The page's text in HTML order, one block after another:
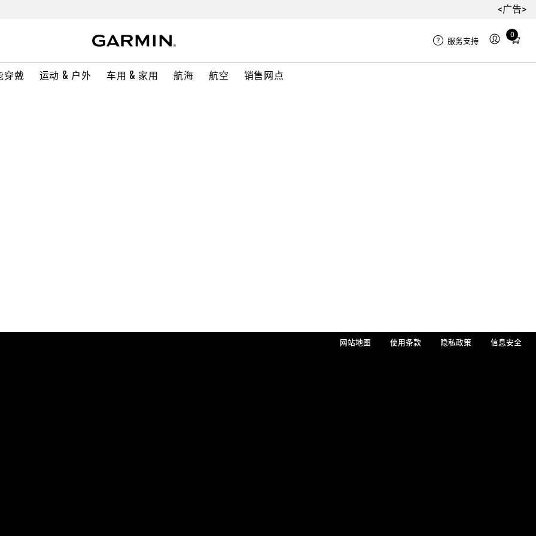
<广告>
穿戴 运动 & 户外 车用 & 家用 航海 航空 销售网点
服务支持
0
Total
in
网站地图 使用条款 隐私政策 信息安全